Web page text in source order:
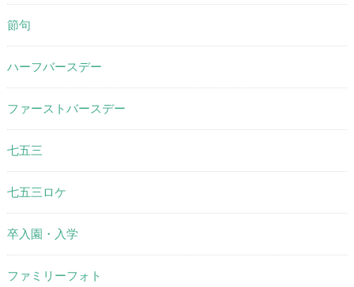
節句
ハーフバースデー
ファーストバースデー
七五三
七五三ロケ
卒入園・入学
ファミリーフォト